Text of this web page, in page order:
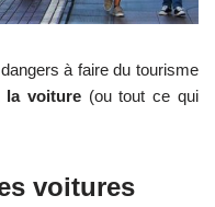
à faire du tourisme
la voiture(ou tout ce qui
voitures